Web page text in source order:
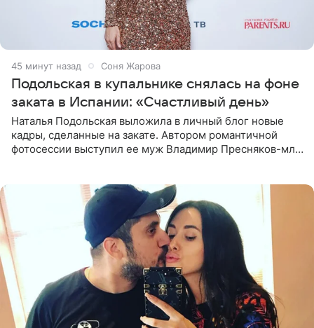
45 минут назад Соня Жарова
Подольская в купальнике снялась на фоне
заката в Испании: «Счастливый день»
Наталья Подольская выложила в личный блог новые
кадры, сделанные на закате. Автором романтичной
фотосессии выступил ее муж Владимир Пресняков-мл.